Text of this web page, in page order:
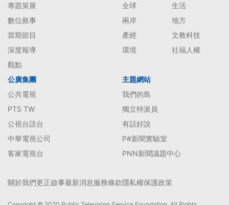
專題策展
數位敘事
當期節目
深度報導
觀點
全球
生活
兩岸
地方
產經
文教科技
環境
社福人權
公廣集團
公共電視
PTS TW
公視台語台
中華電視公司
客家電視台
主題網站
我們的島
獨立特派員
有話好說
P#新聞實驗室
PNN新聞議題中心
關於我們更正啟事最新消息服務條款隱私權保護政策